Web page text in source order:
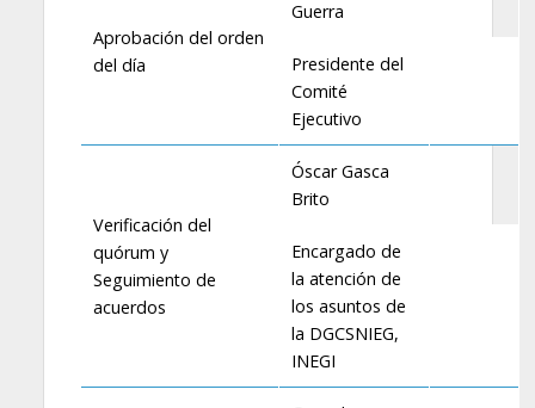
Aprobación del orden
del día
Guerra
Presidente del
Comité
Ejecutivo
Verificación del
quórum y
Seguimiento de
acuerdos
Óscar Gasca
Brito
Encargado de
la atención de
los asuntos de
la DGCSNIEG,
INEGI